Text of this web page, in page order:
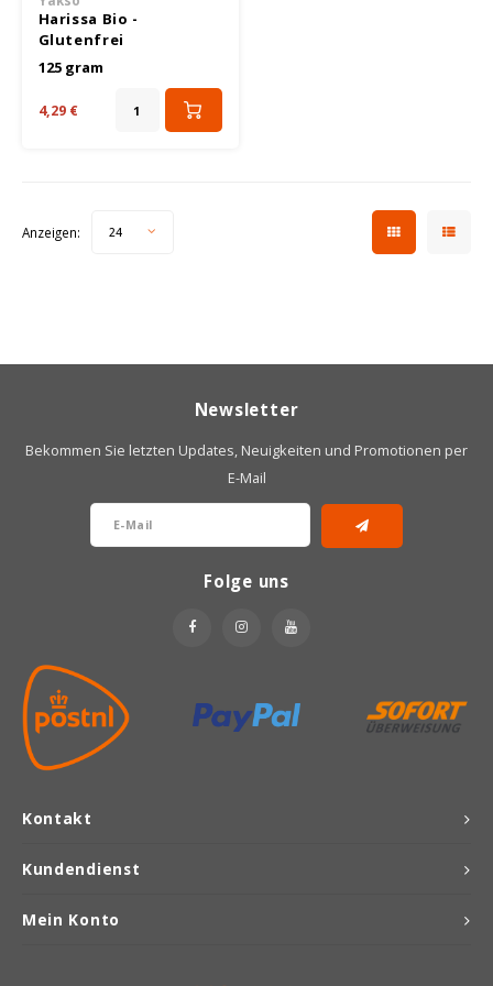
Harissa Bio -
Glutenfrei
125 gram
4,29 €
Anzeigen: 24
Kontakt
Newsletter
Bekommen Sie letzten Updates, Neuigkeiten und Promotionen per
E-Mail
Folge uns
Kundendienst
Mein Konto